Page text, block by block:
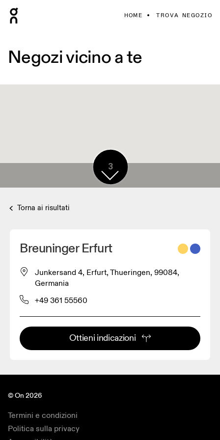
HOME TROVA NEGOZIO
Negozi vicino a te
3
Torna ai risultati
Breuninger Erfurt
Junkersand 4, Erfurt, Thueringen, 99084,
Germania
+49 361 55560
Ottieni indicazioni
© On 2026
Termini e condizioni
Politica sulla privacy